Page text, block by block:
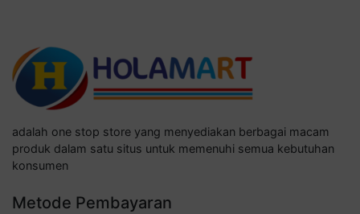
adalah one stop store yang menyediakan berbagai macam
produk dalam satu situs untuk memenuhi semua kebutuhan
konsumen
Metode Pembayaran